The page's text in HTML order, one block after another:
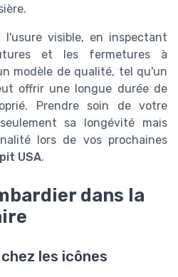
visible, en inspectant
et les fermetures à
modèle de qualité, tel qu'un
offrir une longue durée de
Prendre soin de votre
sa longévité mais
lors de vos prochaines
USA.
dans la
les icônes